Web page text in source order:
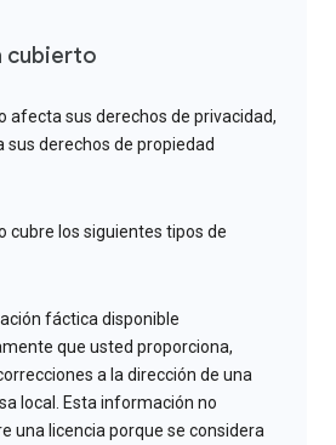
cubierto
afecta sus derechos de privacidad,
sus derechos de propiedad
cubre los siguientes tipos de
fáctica disponible
que usted proporciona,
a la dirección de una
local. Esta información no
una licencia porque se considera